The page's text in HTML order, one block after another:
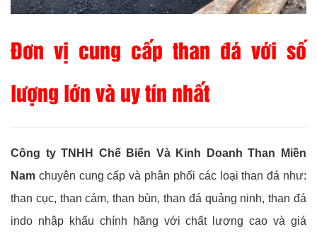
Đơn vị cung cấp than đá với số
lượng lớn và uy tín nhất
Công ty TNHH Chế Biến Và Kinh Doanh Than Miền
Nam chuyên cung cấp và phân phối các loại than đá như:
than cục, than cám, than bùn, than đá quảng ninh, than đá
indo nhập khẩu chính hãng với chất lượng cao và giá